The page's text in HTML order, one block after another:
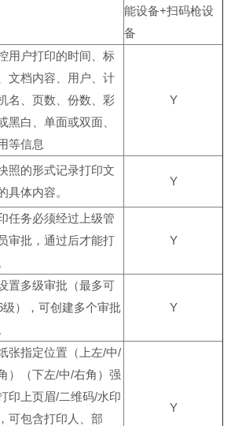
能设备+扫码枪设
备
用户打印的时间、标
文档内容、用户、计
名、页数、份数、彩
黑白、单面或双面、
等信息
Y
照的形式记录打印文
具体内容。
Y
任务必须经过上级管
审批，通过后才能打
Y
置多级审批（最多可
级），可创建多个审批
Y
张指定位置（上左/中/
）（下左/中/右角）强
印上页眉/二维码/水印
可包含打印人、部
Y